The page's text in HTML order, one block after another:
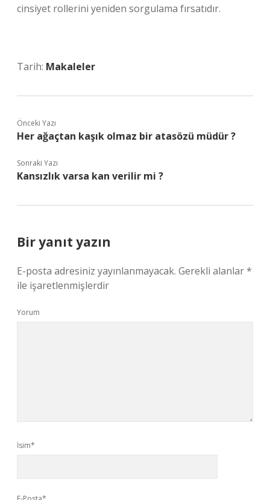
cinsiyet rollerini yeniden sorgulama fırsatıdır.
Tarih: Makaleler
Önceki Yazı
Her ağaçtan kaşık olmaz bir atasözü müdür ?
Sonraki Yazı
Kansızlık varsa kan verilir mi ?
Bir yanıt yazın
E-posta adresiniz yayınlanmayacak. Gerekli alanlar*
ile işaretlenmişlerdir
Yorum
İsim*